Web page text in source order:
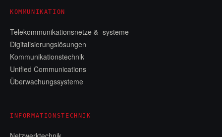
KOMMUNIKATION
Telekommunikationsnetze & -systeme
Digitalisierungslösungen
Kommunikationstechnik
Unified Communications
Überwachungssysteme
INFORMATIONSTECHNIK